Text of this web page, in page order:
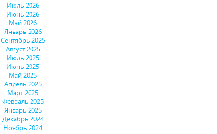
Июль 2026
Июнь 2026
Май 2026
Январь 2026
Сентябрь 2025
Август 2025
Июль 2025
Июнь 2025
Май 2025
Апрель 2025
Март 2025
Февраль 2025
Январь 2025
Декабрь 2024
Ноябрь 2024